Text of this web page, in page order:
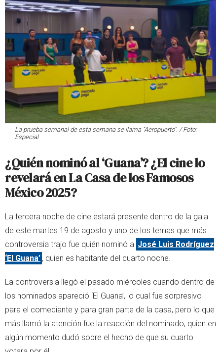
La prueba semanal de esta semana se llama “Aeropuerto”. / Foto:
Especial
¿Quién nominó al ‘Guana’? ¿El cine lo
revelará en La Casa de los Famosos
México 2025?
La tercera noche de cine estará presente dentro de la gala
de este martes 19 de agosto y uno de los temas que más
controversia trajo fue quién nominó a José Luis Rodríguez
‘El Guana’ , quien es habitante del cuarto noche.
La controversia llegó el pasado miércoles cuando dentro de
los nominados apareció ‘El Guana’, lo cual fue sorpresivo
para el comediante y para gran parte de la casa, pero lo que
más llamó la atención fue la reacción del nominado, quien en
algún momento dudó sobre el hecho de que su cuarto